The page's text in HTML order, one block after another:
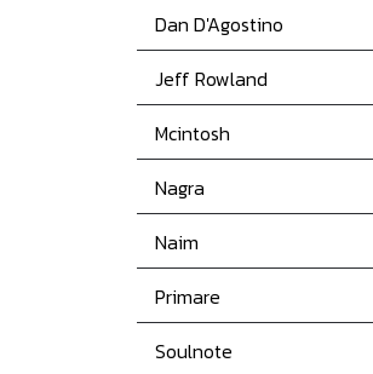
Dan D'Agostino
Jeff Rowland
Mcintosh
Nagra
Naim
Primare
Soulnote